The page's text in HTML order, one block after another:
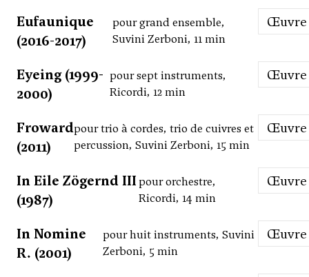
Eufaunique
(2016-2017)
pour grand ensemble,
Suvini Zerboni, 11 min
Œuvre
Eyeing (1999-
2000)
pour sept instruments,
Ricordi, 12 min
Œuvre
Froward
(2011)
pour trio à cordes, trio de cuivres et
percussion, Suvini Zerboni, 15 min
Œuvre
In Eile Zögernd III
(1987)
pour orchestre,
Ricordi, 14 min
Œuvre
In Nomine
R. (2001)
pour huit instruments, Suvini
Zerboni, 5 min
Œuvre